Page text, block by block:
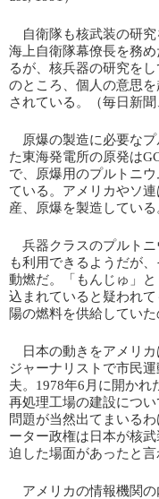
自衛隊も核武装の研究
海上自衛隊幕僚長を務
るが、核兵器の研究を
のところ、個人の意思
されている。（毎日新聞
原爆の製造に必要なプ
た東海発電所の原発は
で、原爆用のプルトニ
ている。アメリカやソ
産、原爆を製造している
兵器クラスのプルトニ
も利用できるようだが
動燃だ。「もんじゅ」
込まれていると疑われ
陽の燃料を供給してい
日本の動きをアメリカ
ジャーナリストで市民
夫。1978年6月に開かれ
再処理工場の建設につ
問題が当然出てまいる
ーター政権は日本が核
迫した場面があったと言
アメリカの情報機関の